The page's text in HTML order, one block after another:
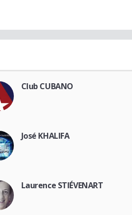
Club CUBANO
José KHALIFA
Laurence STIÉVENART